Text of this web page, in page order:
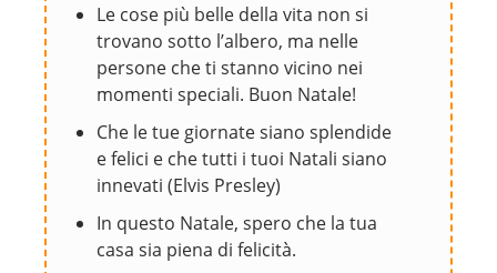
Le cose più belle della vita non si
trovano sotto l’albero, ma nelle
persone che ti stanno vicino nei
momenti speciali. Buon Natale!
Che le tue giornate siano splendide
e felici e che tutti i tuoi Natali siano
innevati (Elvis Presley)
In questo Natale, spero che la tua
casa sia piena di felicità.